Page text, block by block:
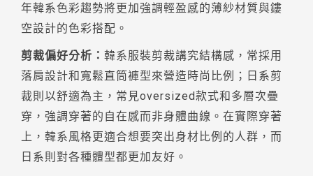
年韓系色彩趨勢將更加強調輕盈感的薄紗材質與鏤
空設計的色彩搭配。
剪裁偏好分析： 韓系服裝剪裁講究結構感，常採用
落肩設計和寬鬆直筒褲型來營造時尚比例；日系剪
裁則以舒適為主，常見oversized款式和多層次疊
穿，強調穿著的自在感而非身體曲線。在實際穿著
上，韓系風格更適合想要突出身材比例的人群，而
日系則對各種體型都更加友好。